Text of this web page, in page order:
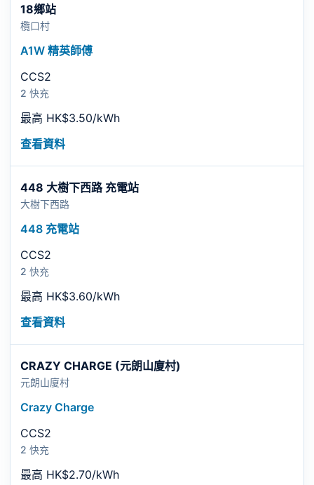
18鄉站
欖口村
A1W 精英師傅
CCS2
2 快充
最高 HK$3.50/kWh
查看資料
448 大樹下西路 充電站
大樹下西路
448 充電站
CCS2
2 快充
最高 HK$3.60/kWh
查看資料
CRAZY CHARGE (元朗山廈村)
元朗山廈村
Crazy Charge
CCS2
2 快充
最高 HK$2.70/kWh